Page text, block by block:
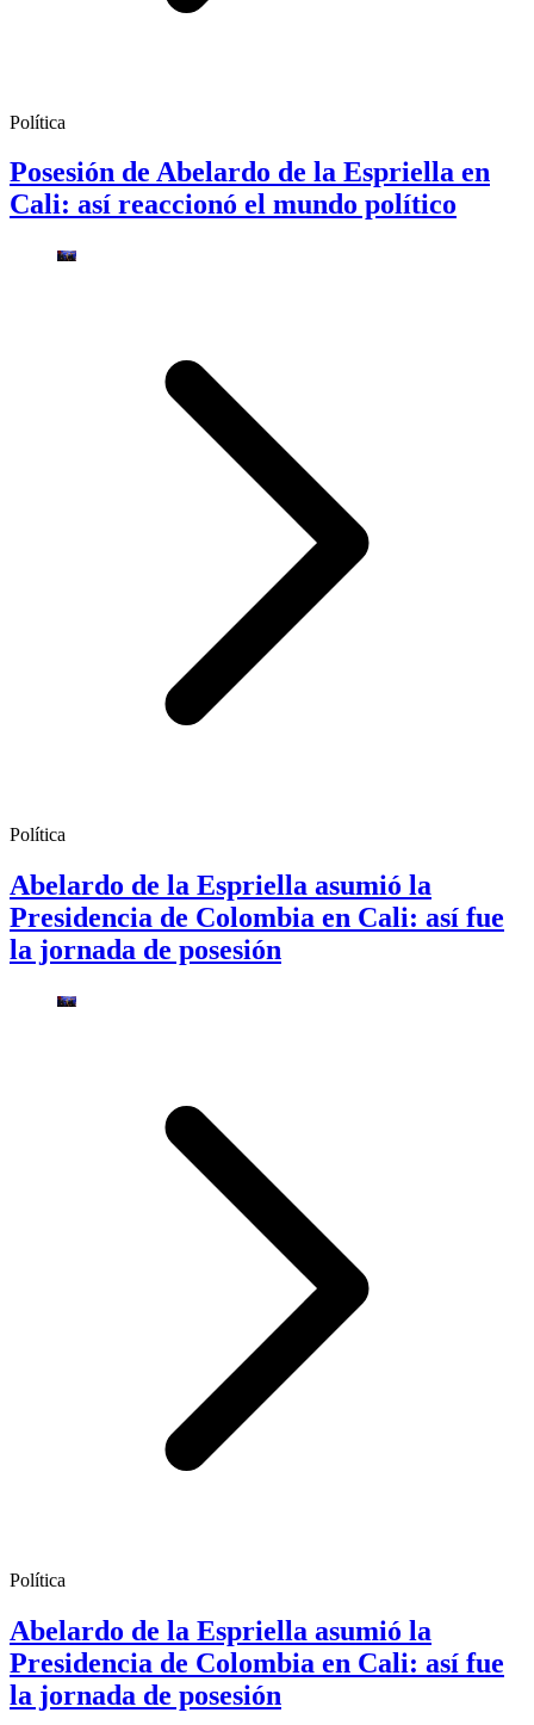
Política
Posesión de Abelardo de la Espriella en
Cali: así reaccionó el mundo político
Política
Abelardo de la Espriella asumió la
Presidencia de Colombia en Cali: así fue
la jornada de posesión
Política
Abelardo de la Espriella asumió la
Presidencia de Colombia en Cali: así fue
la jornada de posesión